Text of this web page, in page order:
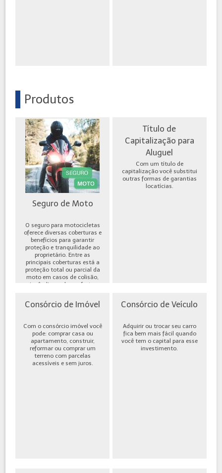
Produtos
Seguro de Moto
O seguro para motocicletas
oferece diversas coberturas e
benefícios para garantir
proteção e tranquilidade ao
proprietário. Entre as
principais coberturas está a
proteção total ou parcial da
moto em casos de colisão,
incêndio, roubo ou furto,
Título de
Capitalização para
Aluguel
Com um título de
capitalização você substitui
outras formas de garantias
locatícias.
Consórcio de Imóvel
Com o consórcio imóvel você
pode: comprar casa ou
apartamento, construir,
reformar ou comprar um
terreno com parcelas
acessíveis e sem juros.
Consórcio de Veículo
Adquirir ou trocar seu carro
fica bem mais fácil quando
você tem o capital para esse
investimento.